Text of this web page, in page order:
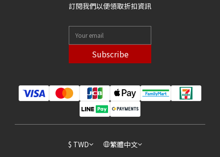
訂閱我們以便領取折扣資訊
Subscribe
$ TWD 繁體中文